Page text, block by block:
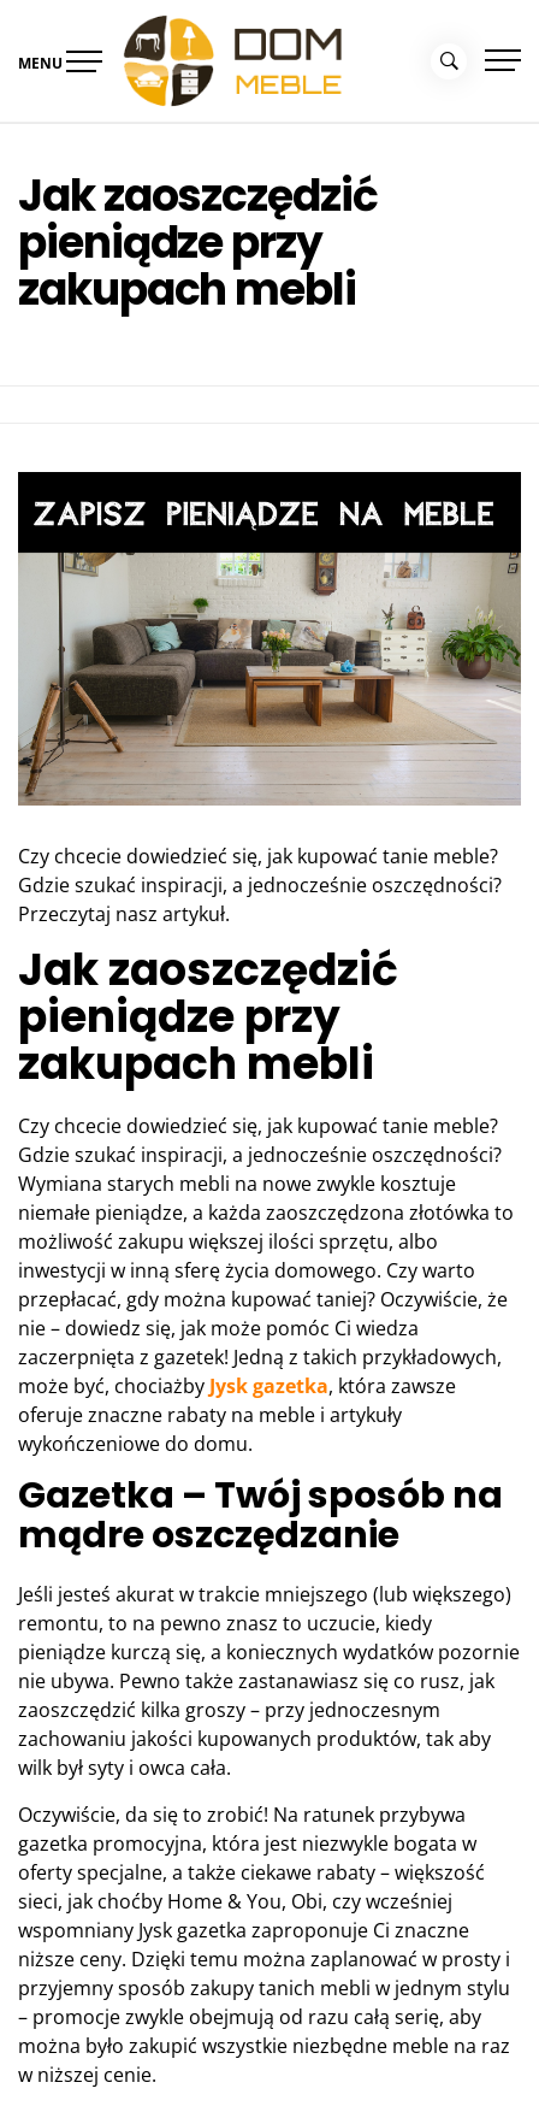
content
MENU
Jak zaoszczędzić
pieniądze przy
zakupach mebli
Czy chcecie dowiedzieć się, jak kupować tanie meble?
Gdzie szukać inspiracji, a jednocześnie oszczędności?
Przeczytaj nasz artykuł.
Jak zaoszczędzić
pieniądze przy
zakupach mebli
Czy chcecie dowiedzieć się, jak kupować tanie meble?
Gdzie szukać inspiracji, a jednocześnie oszczędności?
Wymiana starych mebli na nowe zwykle kosztuje
niemałe pieniądze, a każda zaoszczędzona złotówka to
możliwość zakupu większej ilości sprzętu, albo
inwestycji w inną sferę życia domowego. Czy warto
przepłacać, gdy można kupować taniej? Oczywiście, że
nie – dowiedz się, jak może pomóc Ci wiedza
zaczerpnięta z gazetek! Jedną z takich przykładowych,
może być, chociażby Jysk gazetka, która zawsze
oferuje znaczne rabaty na meble i artykuły
wykończeniowe do domu.
Gazetka – Twój sposób na
mądre oszczędzanie
Jeśli jesteś akurat w trakcie mniejszego (lub większego)
remontu, to na pewno znasz to uczucie, kiedy
pieniądze kurczą się, a koniecznych wydatków pozornie
nie ubywa. Pewno także zastanawiasz się co rusz, jak
zaoszczędzić kilka groszy – przy jednoczesnym
zachowaniu jakości kupowanych produktów, tak aby
wilk był syty i owca cała.
Oczywiście, da się to zrobić! Na ratunek przybywa
gazetka promocyjna, która jest niezwykle bogata w
oferty specjalne, a także ciekawe rabaty – większość
sieci, jak choćby Home & You, Obi, czy wcześniej
wspomniany Jysk gazetka zaproponuje Ci znaczne
niższe ceny. Dzięki temu można zaplanować w prosty i
przyjemny sposób zakupy tanich mebli w jednym stylu
– promocje zwykle obejmują od razu całą serię, aby
można było zakupić wszystkie niezbędne meble na raz
w niższej cenie.